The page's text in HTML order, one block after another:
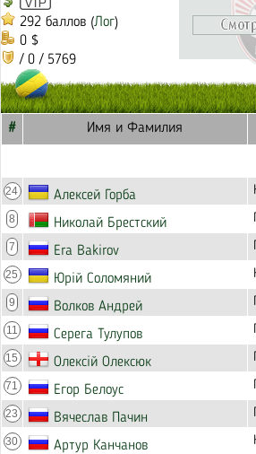
292 баллов (Лог)
0 $
/ 0 / 5769
# Имя и Фамилия
24 Алексей Горба
8 Николай Брестский
7 Era Bakirov
25 Юрій Соломяний
9 Волков Андрей
11 Серега Тулупов
15 Олексій Олексюк
71 Егор Белоус
23 Вячеслав Пачин
30 Артур Канчанов